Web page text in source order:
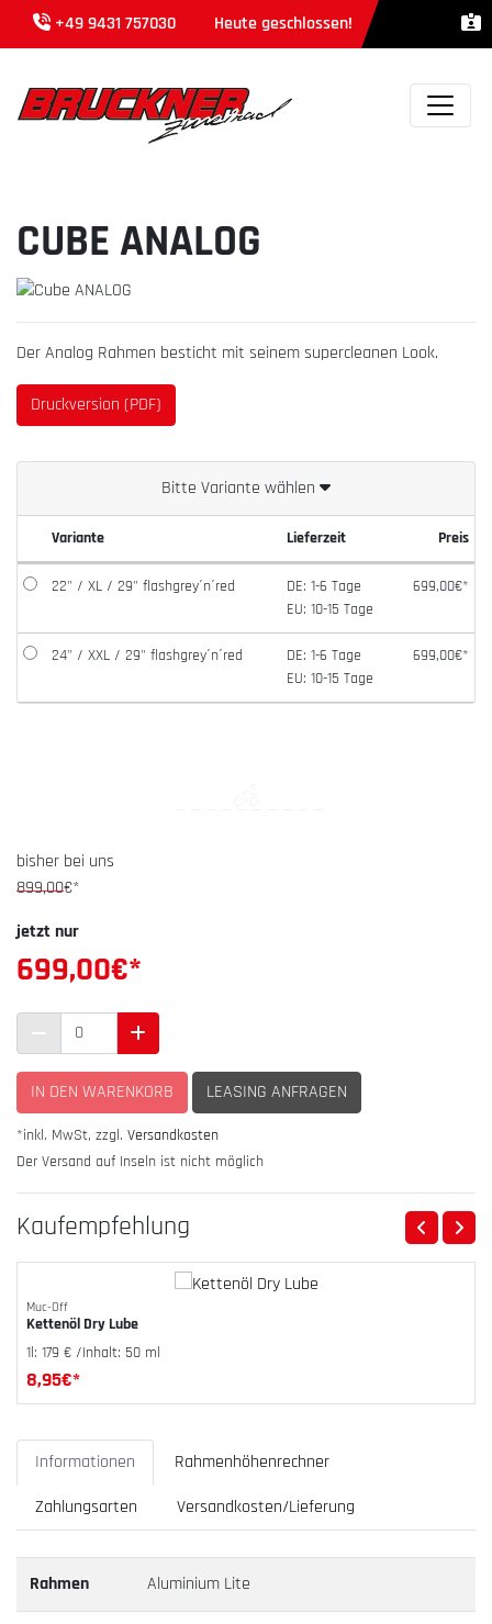
+49 9431 757030 Heute geschlossen!
CUBE ANALOG
Der Analog Rahmen besticht mit seinem supercleanen Look.
Druckversion (PDF)
Bitte Variante wählen
Variante Lieferzeit Preis
22" / XL / 29" flashgrey´n´red
DE: 1-6 Tage
EU: 10-15 Tage
699,00€*
24" / XXL / 29" flashgrey´n´red
DE: 1-6 Tage
EU: 10-15 Tage
699,00€*
bisher bei uns
899,00€*
jetzt nur
699,00€*
IN DEN WARENKORB LEASING ANFRAGEN
*inkl. MwSt, zzgl. Versandkosten
Der Versand auf Inseln ist nicht möglich
Kauf­emp­feh­lung
Muc-Off
Kettenöl Dry Lube
1l: 179 € /Inhalt: 50 ml
8,95€*
Informationen
Rahmenhöhenrechner
Zahlungsarten
Versandkosten/Lieferung
Rahmen Aluminium Lite